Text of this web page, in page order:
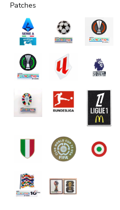
Patches